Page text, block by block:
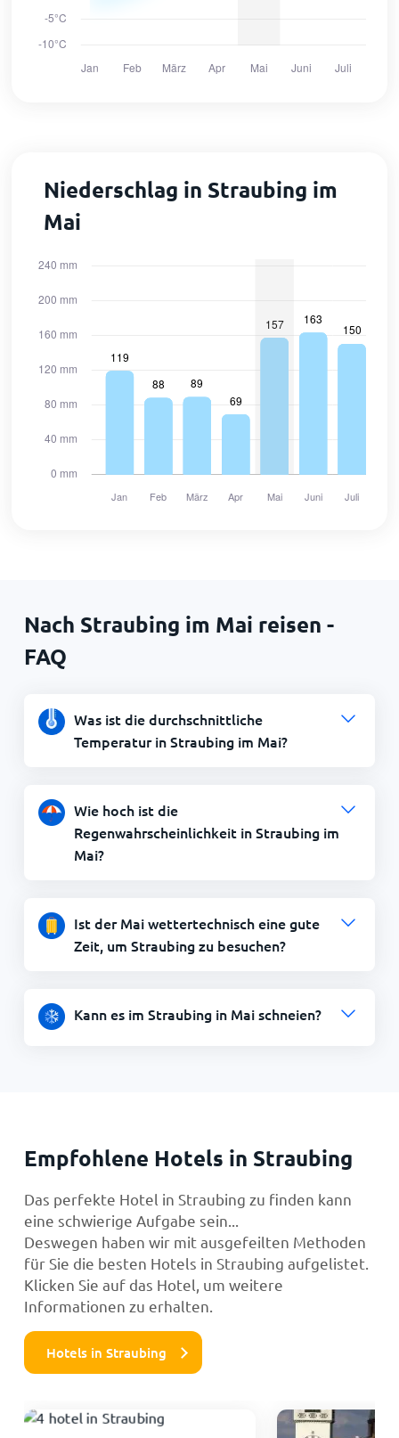
Niederschlag in Straubing im
Mai
Nach Straubing im Mai reisen -
FAQ
Was ist die durchschnittliche
Temperatur in Straubing im Mai?
Wie hoch ist die
Regenwahrscheinlichkeit in Straubing im
Mai?
Ist der Mai wettertechnisch eine gute
Zeit, um Straubing zu besuchen?
Kann es im Straubing in Mai schneien?
Empfohlene Hotels in Straubing
Das perfekte Hotel in Straubing zu finden kann
eine schwierige Aufgabe sein...
Deswegen haben wir mit ausgefeilten Methoden
für Sie die besten Hotels in Straubing aufgelistet.
Klicken Sie auf das Hotel, um weitere
Informationen zu erhalten.
Hotels in Straubing